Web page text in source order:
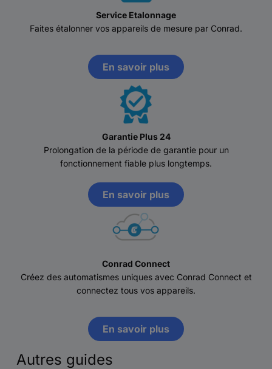
Service Etalonnage
Faites étalonner vos appareils de mesure par Conrad.
En savoir plus
Garantie Plus 24
Prolongation de la période de garantie pour un
fonctionnement fiable plus longtemps.
En savoir plus
Conrad Connect
Créez des automatismes uniques avec Conrad Connect et
connectez tous vos appareils.
En savoir plus
Autres guides